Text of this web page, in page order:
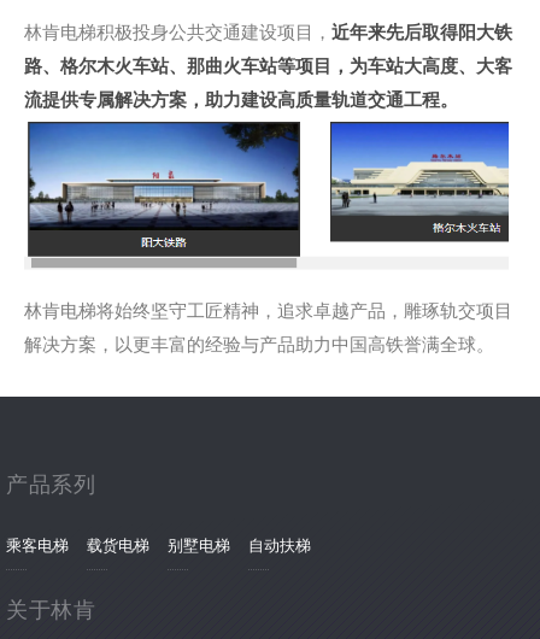
林肯电梯积极投身公共交通建设项目， 近年来先后取得阳大铁
路、格尔木火车站、那曲火车站等项目，为车站大高度、大客
流提供专属解决方案，助力建设高质量轨道交通工程。
林肯电梯将始终坚守工匠精神，追求卓越产品，雕琢轨交项目
解决方案，以更丰富的经验与产品助力中国高铁誉满全球。
产品系列
乘客电梯 载货电梯 别墅电梯 自动扶梯
关于林肯